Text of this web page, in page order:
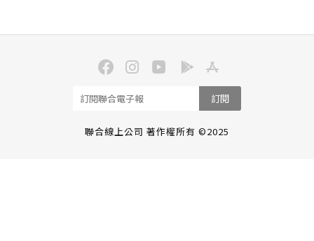
訂閱
聯合線上公司 著作權所有 ©2025